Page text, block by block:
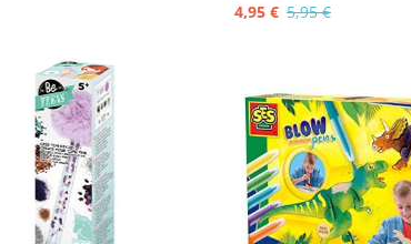
4,95 € 5,95 €